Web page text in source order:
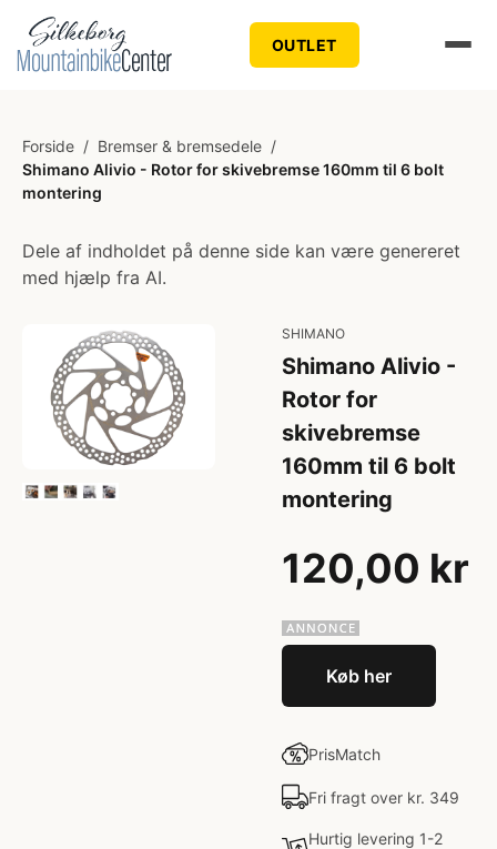
OUTLET
Forside / Bremser & bremsedele /
Shimano Alivio - Rotor for skivebremse 160mm til 6 bolt
montering
Dele af indholdet på denne side kan være genereret
med hjælp fra AI.
SHIMANO
Shimano Alivio -
Rotor for
skivebremse
160mm til 6 bolt
montering
120,00 kr
Køb her
PrisMatch
Fri fragt over kr. 349
Hurtig levering 1-2